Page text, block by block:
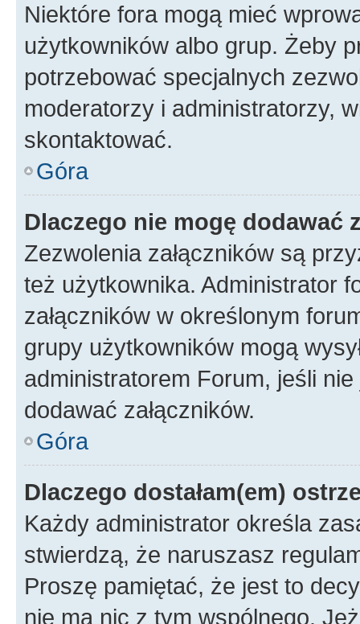
Niektóre fora mogą mieć
użytkowników albo grup. Żeby
potrzebować specjalnych
moderatorzy i administratorzy,
skontaktować.
Góra
Dlaczego nie mogę dodawać
Zezwolenia załączników są
też użytkownika. Administrator
załączników w określonym
grupy użytkowników mogą
administratorem Forum, jeśli
dodawać załączników.
Góra
Dlaczego dostałam(em)
Każdy administrator określa
stwierdzą, że naruszasz
Proszę pamiętać, że jest to
nie ma nic z tym wspólnego.